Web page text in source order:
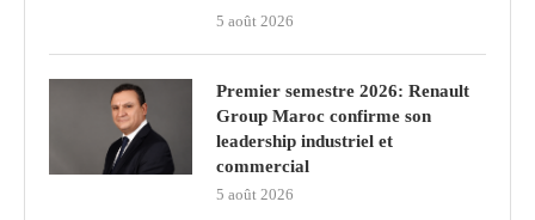
5 août 2026
Premier semestre 2026: Renault
Group Maroc confirme son
leadership industriel et
commercial
5 août 2026